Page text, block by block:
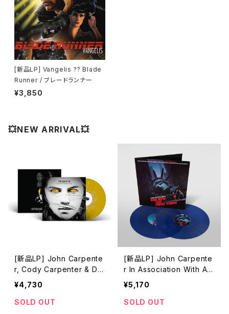
[新品LP] Vangelis ?? Blade
Runner / ブレードランナー
¥3,850
💥NEW ARRIVAL💥
[新品LP] John Carpente
r, Cody Carpenter & Da
niel Davies ? Firestarter
(Original Motion Picture
Soundtrack)(Limited Edi
¥4,730
SOLD OUT
[新品LP] John Carpente
r In Association With Ala
n Howarth ? John Carpe
nter's Escape From Ne
w York (Original Film So
¥5,170
SOLD OUT